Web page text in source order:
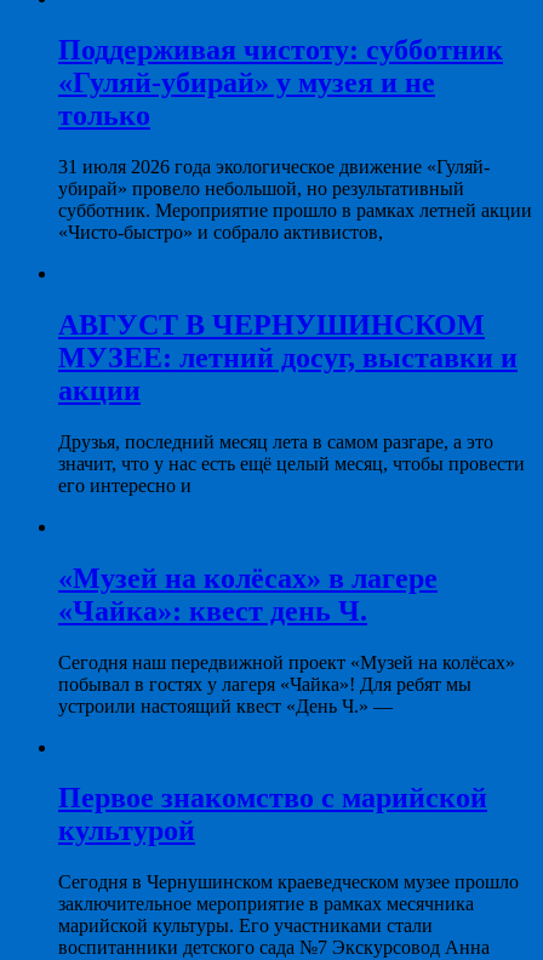
Поддерживая чистоту: субботник
«Гуляй-убирай» у музея и не
только
31 июля 2026 года экологическое движение «Гуляй-
убирай» провело небольшой, но результативный
субботник. Мероприятие прошло в рамках летней акции
«Чисто-быстро» и собрало активистов,
АВГУСТ В ЧЕРНУШИНСКОМ
МУЗЕЕ: летний досуг, выставки и
акции
Друзья, последний месяц лета в самом разгаре, а это
значит, что у нас есть ещё целый месяц, чтобы провести
его интересно и
«Музей на колёсах» в лагере
«Чайка»: квест день Ч.
Сегодня наш передвижной проект «Музей на колёсах»
побывал в гостях у лагеря «Чайка»! Для ребят мы
устроили настоящий квест «День Ч.» —
Первое знакомство с марийской
культурой
Сегодня в Чернушинском краеведческом музее прошло
заключительное мероприятие в рамках месячника
марийской культуры. Его участниками стали
воспитанники детского сада №7 Экскурсовод Анна